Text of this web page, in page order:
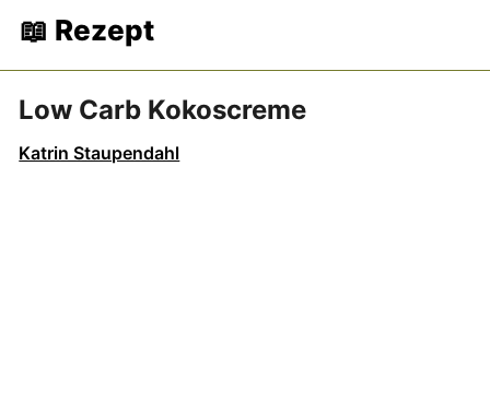
📖 Rezept
Low Carb Kokoscreme
Katrin Staupendahl